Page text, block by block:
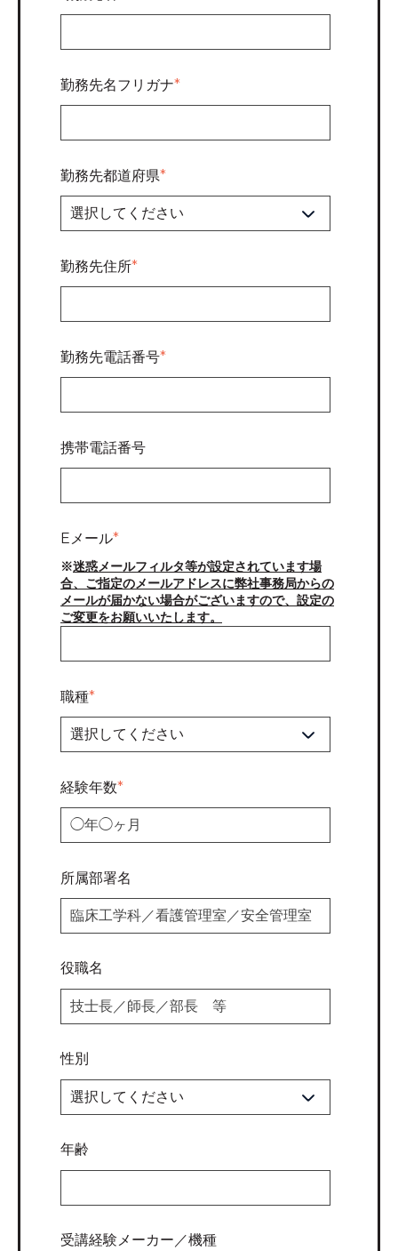
勤務先名フリガナ*
勤務先都道府県*
勤務先住所*
勤務先電話番号*
携帯電話番号
Eメール*
※迷惑メールフィルタ等が設定されています場
合、ご指定のメールアドレスに弊社事務局からの
メールが届かない場合がございますので、設定の
ご変更をお願いいたします。
職種*
経験年数*
所属部署名
役職名
性別
年齢
受講経験メーカー／機種